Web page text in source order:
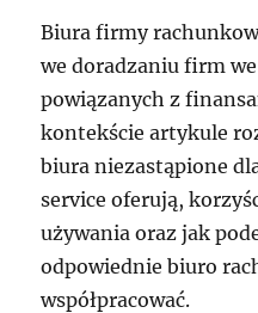
Biura firmy
we doradzaniu firm
powiązanych z
kontekście artykule
biura niezastąpione
service oferują,
używania oraz jak
odpowiednie biuro
współpracować.